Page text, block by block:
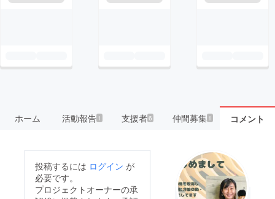
ホーム 活動報告1 支援者6 仲間募集 1 コメント
投稿するには ログイン が
必要です。
プロジェクトオーナーの承